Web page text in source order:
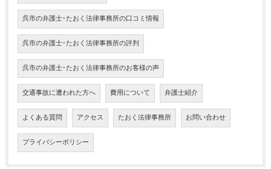
呉市の弁護士･たおく法律事務所の口コミ情報
呉市の弁護士･たおく法律事務所の評判
呉市の弁護士･たおく法律事務所のお客様の声
交通事故に遭われた方へ 費用について 弁護士紹介
よくある質問 アクセス たおく法律事務所 お問い合わせ
プライバシーポリシー